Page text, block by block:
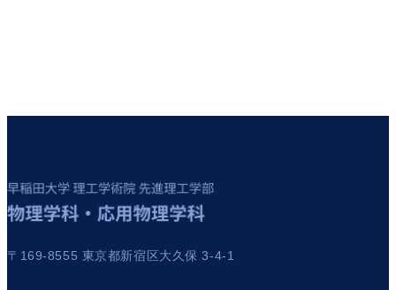
〒169-8555 東京都新宿区大久保 3-4-1